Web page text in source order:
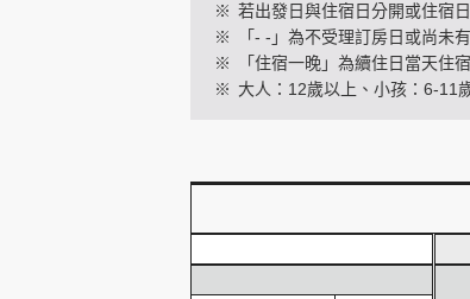
※ 若出發日與住宿日分開或住宿
※
「- -」為不受理訂房日或尚未
※
「住宿一晚」為續住日當天住
※ 大人：12歲以上、小孩：6-11